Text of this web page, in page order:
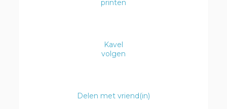
printen
Kavel
volgen
Delen met vriend(in)